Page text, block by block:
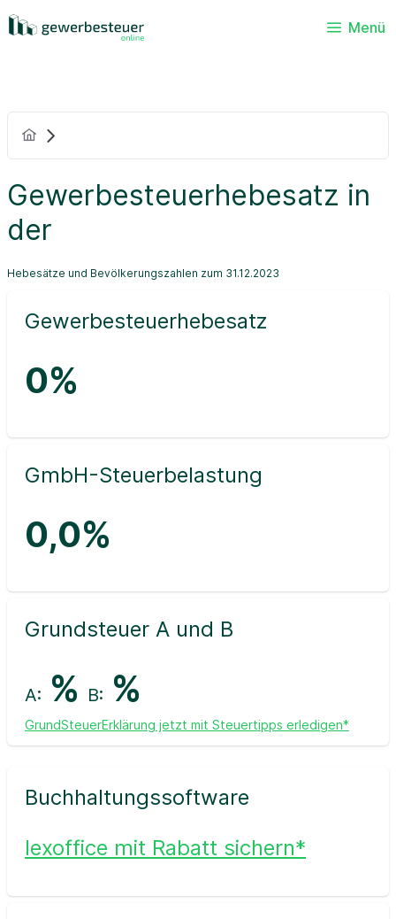
Menü
Gewerbesteuerhebesatz in
der
Hebesätze und Bevölkerungszahlen zum 31.12.2023
Gewerbesteuerhebesatz
0%
GmbH-Steuerbelastung
0,0%
Grundsteuer A und B
A: % B: %
GrundSteuerErklärung jetzt mit Steuertipps erledigen*
Buchhaltungssoftware
lexoffice mit Rabatt sichern*